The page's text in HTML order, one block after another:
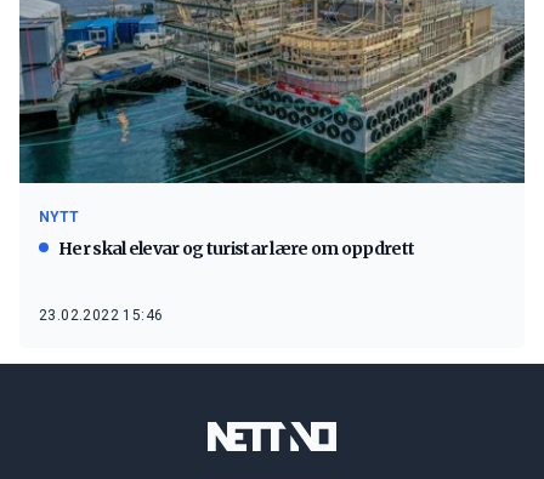
NYTT
Her skal elevar og turistar lære om oppdrett
23.02.2022 15:46